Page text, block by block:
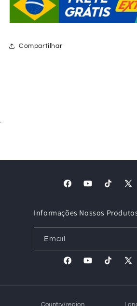
Compartilhar
.
FacebookYouTubeTikTok
X
Informações Nossos
Email
FacebookYouTubeTikTok
X
Country/region